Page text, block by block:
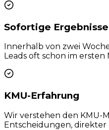
Sofortige Ergebnisse
Innerhalb von zwei
Leads oft schon im ersten
KMU-Erfahrung
Wir verstehen den KMU-
Entscheidungen, direkter